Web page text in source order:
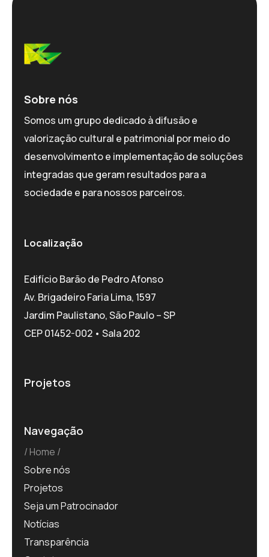
Sobre nós
Somos um grupo dedicado à difusão e
valorização cultural e patrimonial por meio do
desenvolvimento e implementação de soluções
integradas que geram resultados para a
sociedade e para nossos parceiros.
Localização
Edifício Barão de Pedro Afonso
Av. Brigadeiro Faria Lima, 1597
Jardim Paulistano, São Paulo – SP
CEP 01452-002 • Sala 202
Projetos
Navegação
Home
Sobre nós
Projetos
Seja um Patrocinador
Notícias
Transparência